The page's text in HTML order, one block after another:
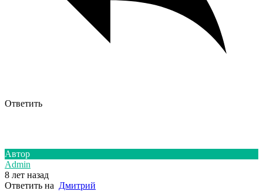
Ответить
Автор
Admin
8 лет назад
Ответить на Дмитрий